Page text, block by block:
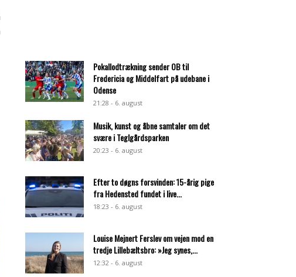
Pokallodtrækning sender OB til
Fredericia og Middelfart på udebane i
Odense
21:28 - 6. august
Musik, kunst og åbne samtaler om det
svære i Teglgårdsparken
20:23 - 6. august
Efter to døgns forsvinden: 15-årig pige
fra Hedensted fundet i live...
18:23 - 6. august
Louise Mejnert Ferslev om vejen mod en
tredje Lillebæltsbro: »Jeg synes,...
12:32 - 6. august